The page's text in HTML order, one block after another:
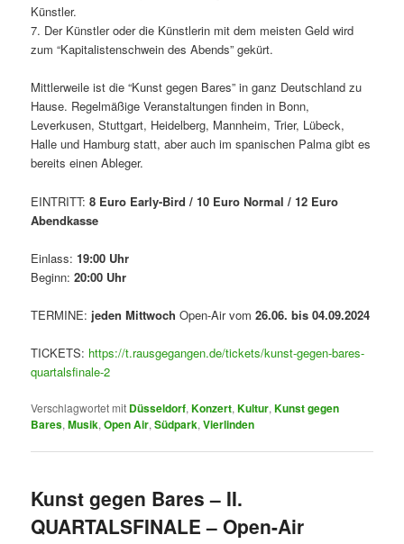
Künstler.
7. Der Künstler oder die Künstlerin mit dem meisten Geld wird
zum “Kapitalistenschwein des Abends” gekürt.
Mittlerweile ist die “Kunst gegen Bares” in ganz Deutschland zu
Hause. Regelmäßige Veranstaltungen finden in Bonn,
Leverkusen, Stuttgart, Heidelberg, Mannheim, Trier, Lübeck,
Halle und Hamburg statt, aber auch im spanischen Palma gibt es
bereits einen Ableger.
EINTRITT:8 Euro Early-Bird / 10 Euro Normal / 12 Euro
Abendkasse
Einlass:19:00 Uhr
Beginn:20:00 Uhr
TERMINE: jeden Mittwoch Open-Air vom26.06. bis 04.09.2024
TICKETS: https://t.rausgegangen.de/tickets/kunst-gegen-bares-
quartalsfinale-2
Verschlagwortet mit Düsseldorf,Konzert,Kultur,Kunst gegen
Bares,Musik,Open Air,Südpark,Vierlinden
Kunst gegen Bares – II.
QUARTALSFINALE – Open-Air